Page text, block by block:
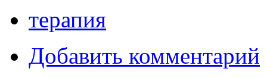
терапия
Добавить комментарий